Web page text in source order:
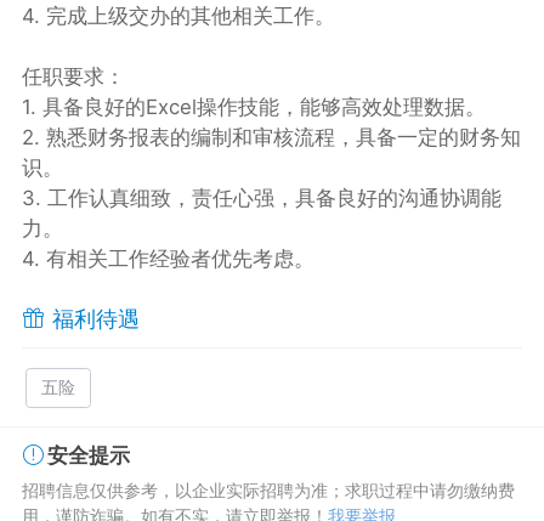
4. 完成上级交办的其他相关工作。
任职要求：
1. 具备良好的Excel操作技能，能够高效处理数据。
2. 熟悉财务报表的编制和审核流程，具备一定的财务知
识。
3. 工作认真细致，责任心强，具备良好的沟通协调能
力。
4. 有相关工作经验者优先考虑。
福利待遇
五险
安全提示
招聘信息仅供参考，以企业实际招聘为准；求职过程中请勿缴纳费
用，谨防诈骗。如有不实，请立即举报！ 我要举报